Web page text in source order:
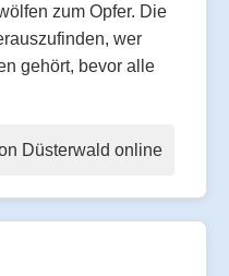
zum Opfer. Die
wer
gehört, bevor alle
Düsterwald online